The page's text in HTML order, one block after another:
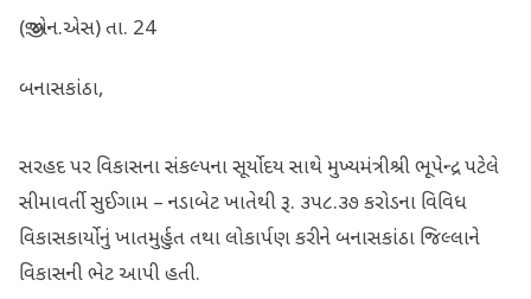
(જી.એન.એસ) તા. 24
બનાસકાંઠા,
સરહદ પર વિકાસના સંકલ્પના સૂર્યોદય સાથે મુખ્યમંત્રીશ્રી ભૂપેન્દ્ર પટેલે
સીમાવર્તી સુઈગામ – નડાબેટ ખાતેથી રૂ. ૩૫૮.૩૭ કરોડના વિવિધ
વિકાસકાર્યોનું ખાતમુર્હુત તથા લોકાર્પણ કરીને બનાસકાંઠા જિલ્લાને
વિકાસની ભેટ આપી હતી.